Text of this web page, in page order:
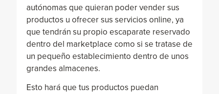
autónomas que quieran poder vender sus
productos u ofrecer sus servicios online, ya
que tendrán su propio escaparate reservado
dentro del marketplace como si se tratase de
un pequeño establecimiento dentro de unos
grandes almacenes.
Esto hará que tus productos puedan